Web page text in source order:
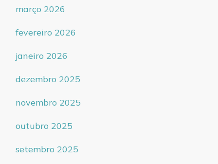
março 2026
fevereiro 2026
janeiro 2026
dezembro 2025
novembro 2025
outubro 2025
setembro 2025